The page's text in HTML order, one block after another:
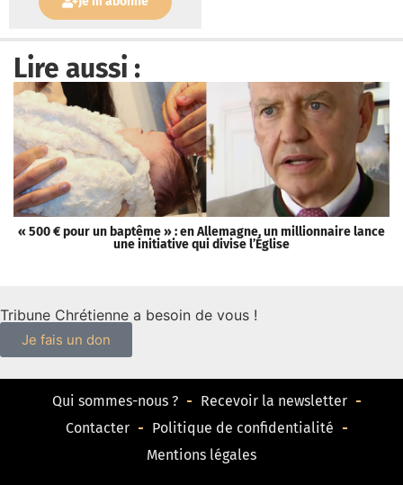
Lire aussi :
« 500 € pour un baptême » : en Allemagne, un millionnaire lance
une initiative qui divise l’Église
Tribune Chrétienne a besoin de vous !
Je fais un don
Qui sommes-nous ?
Recevoir la newsletter
Contacter
Politique de confidentialité
Mentions légales